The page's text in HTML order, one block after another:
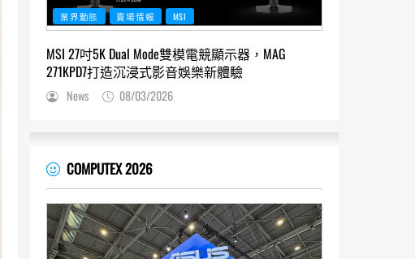
業界動態 賣場情報 MSI
MSI 27吋5K Dual Mode雙模電競顯示器，MAG
271KPD7打造沉浸式影音娛樂新體驗
News 08/03/2026
COMPUTEX 2026